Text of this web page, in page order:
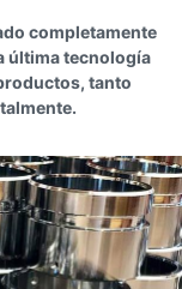
completamente
última tecnología
tanto